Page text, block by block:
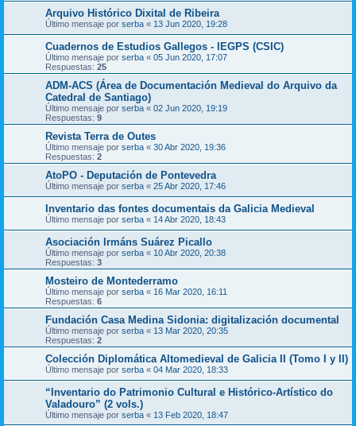
Arquivo Histórico Dixital de Ribeira
Último mensaje por serba « 13 Jun 2020, 19:28
Cuadernos de Estudios Gallegos - IEGPS (CSIC)
Último mensaje por serba « 05 Jun 2020, 17:07
Respuestas: 25
ADM-ACS (Área de Documentación Medieval do Arquivo da
Catedral de Santiago)
Último mensaje por serba « 02 Jun 2020, 19:19
Respuestas: 9
Revista Terra de Outes
Último mensaje por serba « 30 Abr 2020, 19:36
Respuestas: 2
AtoPO - Deputación de Pontevedra
Último mensaje por serba « 25 Abr 2020, 17:46
Inventario das fontes documentais da Galicia Medieval
Último mensaje por serba « 14 Abr 2020, 18:43
Asociación Irmáns Suárez Picallo
Último mensaje por serba « 10 Abr 2020, 20:38
Respuestas: 3
Mosteiro de Montederramo
Último mensaje por serba « 16 Mar 2020, 16:11
Respuestas: 6
Fundación Casa Medina Sidonia: digitalización documental
Último mensaje por serba « 13 Mar 2020, 20:35
Respuestas: 2
Colección Diplomática Altomedieval de Galicia II (Tomo I y II)
Último mensaje por serba « 04 Mar 2020, 18:33
“Inventario do Patrimonio Cultural e Histórico-Artístico do
Valadouro” (2 vols.)
Último mensaje por serba « 13 Feb 2020, 18:47